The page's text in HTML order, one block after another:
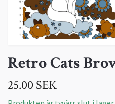
Retro Cats
25.00 SEK